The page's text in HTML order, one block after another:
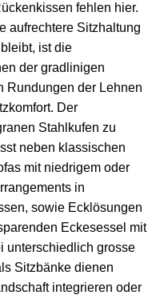
fehlen hier.
aufrechtere Sitzhaltung
ist die
der gradlinigen
Rundungen der Lehnen
Der
Stahlkufen zu
neben klassischen
mit niedrigem oder
in
sowie Ecklösungen
Eckesessel mit
unterschiedlich grosse
Sitzbänke dienen
integrieren oder